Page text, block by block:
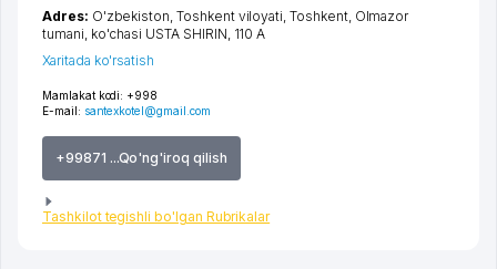
Mamlakat kodi: +998
E-mail: santexkotel@gmail.com
+99871 ...Qo'ng'iroq qilish
Tashkilot tegishli bo'lgan Rubrikalar
Adres: O'zbekiston,Toshkent viloyati,Toshkent, Olmazor
tumani, ko'chasi USTA SHIRIN, 110 A
Xaritada ko'rsatish